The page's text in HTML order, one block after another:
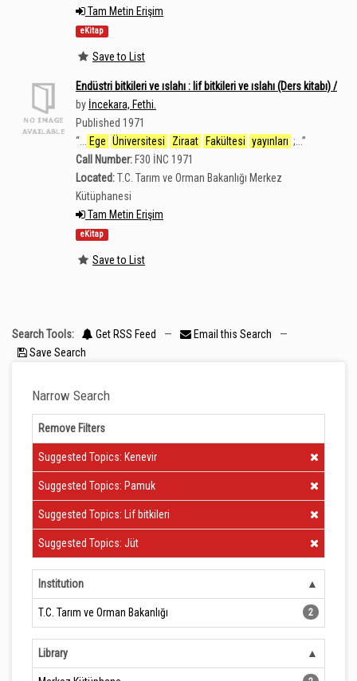
Tam Metin Erişim
eKitap
Save to List
Endüstri bitkileri ve ıslahı : lif bitkileri ve ıslahı (Ders kitabı) /
by İncekara, Fethi.
Published 1971
“
Ege Üniversitesi Ziraat Fakültesi yayınları ;... ”
Call Number: F30 İNC 1971
Located:T.C. Tarım ve Orman Bakanlığı Merkez
Kütüphanesi
Tam Metin Erişim
eKitap
Save to List
Search Tools: Get RSS Feed — Email this Search
—
Save Search
Narrow Search
Remove Filters
Clear Filter
Suggested Topics: Kenevir
Clear Filter
Suggested Topics: Pamuk
Clear Filter
Suggested Topics: Lif bitkileri
Clear Filter
Suggested Topics: Jüt
Institution
T.C. Tarım ve Orman Bakanlığı 2
Library